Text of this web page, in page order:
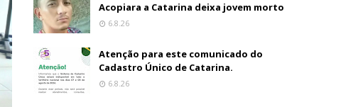
Acopiara a Catarina deixa jovem morto
6.8.26
Atenção para este comunicado do
Cadastro Único de Catarina.
6.8.26